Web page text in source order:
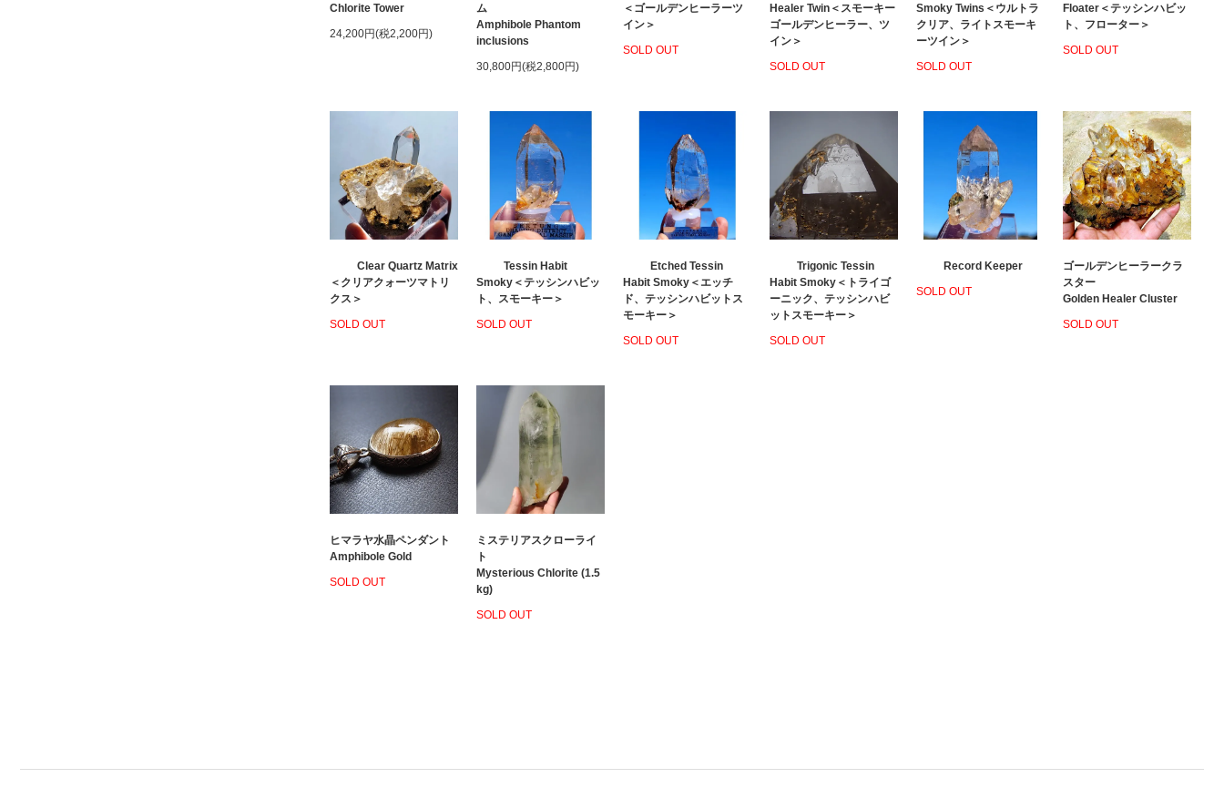
Chlorite Tower
24,200円(税2,200円)
ム
Amphibole Phantom
inclusions
30,800円(税2,800円)
＜ゴールデンヒーラーツ
イン＞
SOLD OUT
Healer Twin＜スモーキー
ゴールデンヒーラー、ツ
イン＞
SOLD OUT
Smoky Twins＜ウルトラ
クリア、ライトスモーキ
ーツイン＞
SOLD OUT
Floater＜テッシンハビッ
ト、フローター＞
SOLD OUT
Clear Quartz Matrix
＜クリアクォーツマトリ
クス＞
SOLD OUT
Tessin Habit
Smoky＜テッシンハビッ
ト、スモーキー＞
SOLD OUT
Etched Tessin
Habit Smoky＜エッチ
ド、テッシンハビットス
モーキー＞
SOLD OUT
Trigonic Tessin
Habit Smoky＜トライゴ
ーニック、テッシンハビ
ットスモーキー＞
SOLD OUT
Record Keeper
SOLD OUT
ゴールデンヒーラークラ
スター
Golden Healer Cluster
SOLD OUT
ヒマラヤ水晶ペンダント
Amphibole Gold
SOLD OUT
ミステリアスクローライ
ト
Mysterious Chlorite (1.5
kg)
SOLD OUT